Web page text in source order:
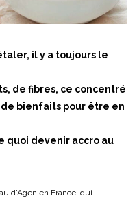
il y a toujours le
de fibres, ce concentré
bienfaits pour être en
quoi devenir accro au
d’Agen en France, qui